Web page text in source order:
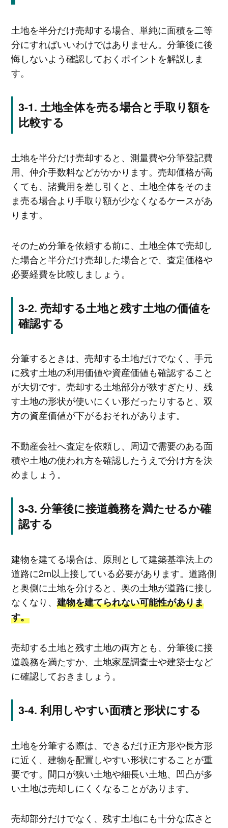
土地を半分だけ売却する場合、単純に面積を二等
分にすればいいわけではありません。分筆後に後
悔しないよう確認しておくポイントを解説しま
す。
土地全体を売る場合と手取り額を
比較する
土地を半分だけ売却すると、測量費や分筆登記費
用、仲介手数料などがかかります。売却価格が高
くても、諸費用を差し引くと、土地全体をそのま
ま売る場合より手取り額が少なくなるケースがあ
ります。
そのため分筆を依頼する前に、土地全体で売却し
た場合と半分だけ売却した場合とで、査定価格や
必要経費を比較しましょう。
売却する土地と残す土地の価値を
確認する
分筆するときは、売却する土地だけでなく、手元
に残す土地の利用価値や資産価値も確認すること
が大切です。売却する土地部分が狭すぎたり、残
す土地の形状が使いにくい形だったりすると、双
方の資産価値が下がるおそれがあります。
不動産会社へ査定を依頼し、周辺で需要のある面
積や土地の使われ方を確認したうえで分け方を決
めましょう。
分筆後に接道義務を満たせるか確
認する
建物を建てる場合は、原則として建築基準法上の
道路に2m以上接している必要があります。道路側
と奥側に土地を分けると、奥の土地が道路に接し
なくなり、 建物を建てられない可能性がありま
す。
売却する土地と残す土地の両方とも、分筆後に接
道義務を満たすか、土地家屋調査士や建築士など
に確認しておきましょう。
利用しやすい面積と形状にする
土地を分筆する際は、できるだけ正方形や長方形
に近く、建物を配置しやすい形状にすることが重
要です。間口が狭い土地や細長い土地、凹凸が多
い土地は売却しにくくなることがあります。
売却部分だけでなく、残す土地にも十分な広さと